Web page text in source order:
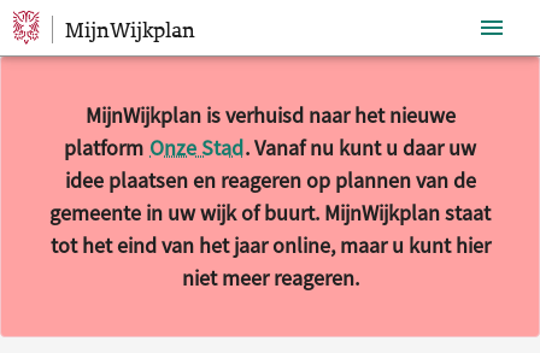
Sla navigatie over
MijnWijkplan
MijnWijkplan is verhuisd naar het nieuwe
platform Onze Stad. Vanaf nu kunt u daar uw
idee plaatsen en reageren op plannen van de
gemeente in uw wijk of buurt. MijnWijkplan staat
tot het eind van het jaar online, maar u kunt hier
niet meer reageren.